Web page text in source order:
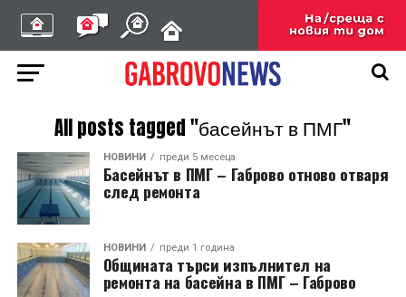
All posts tagged "басейнът в ПМГ"
НОВИНИ преди 5 месеца
Басейнът в ПМГ – Габрово отново отваря
след ремонта
НОВИНИ преди 1 година
Общината търси изпълнител на
ремонта на басейна в ПМГ – Габрово